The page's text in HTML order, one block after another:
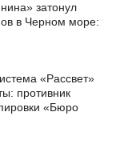
затонул
в Черном море:
«Рассвет»
противник
«Бюро